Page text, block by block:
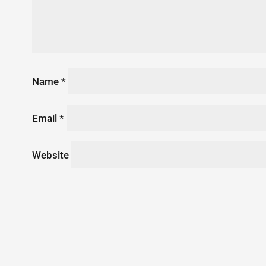
Name *
Email *
Website